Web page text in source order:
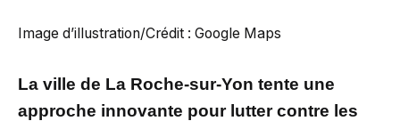
Image d’illustration/Crédit : Google Maps
La ville de La Roche-sur-Yon tente une
approche innovante pour lutter contre les